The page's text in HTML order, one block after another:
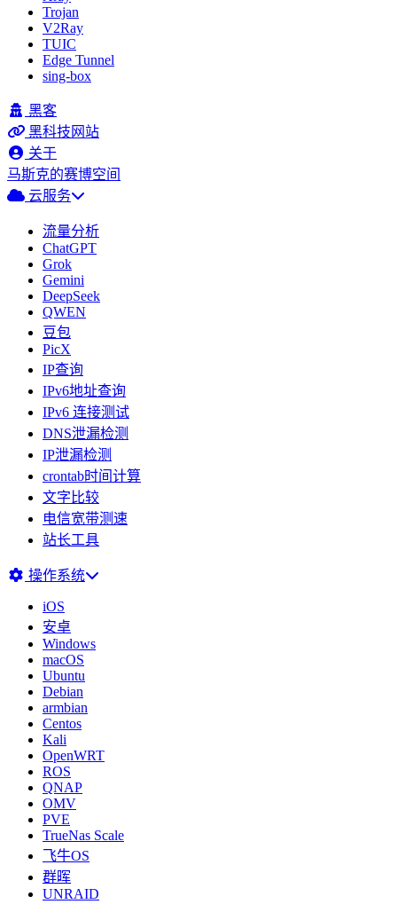
Trojan
V2Ray
TUIC
Edge Tunnel
sing-box
黑客
黑科技网站
关于
马斯克的赛博空间
云服务
流量分析
ChatGPT
Grok
Gemini
DeepSeek
QWEN
豆包
PicX
IP查询
IPv6地址查询
IPv6 连接测试
DNS泄漏检测
IP泄漏检测
crontab时间计算
文字比较
电信宽带测速
站长工具
操作系统
iOS
安卓
Windows
macOS
Ubuntu
Debian
armbian
Centos
Kali
OpenWRT
ROS
QNAP
OMV
PVE
TrueNas Scale
飞牛OS
群晖
UNRAID